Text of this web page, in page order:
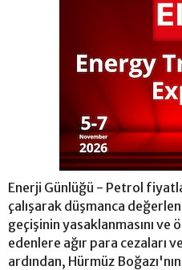
Enerji Günlüğü - Petrol
çalışarak düşmanca
geçişinin yasaklanmasını ve
edenlere ağır para cezaları
ardından, Hürmüz